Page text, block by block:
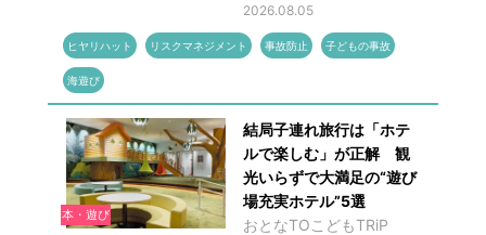
2026.08.05
ヒヤリハット リスクマネジメント 事故防止 子どもの事故
海遊び
本・遊び
結局子連れ旅行は「ホテ
ルで楽しむ」が正解 観
光いらずで大満足の“遊び
場充実ホテル”5選
おとなTOこどもTRiP